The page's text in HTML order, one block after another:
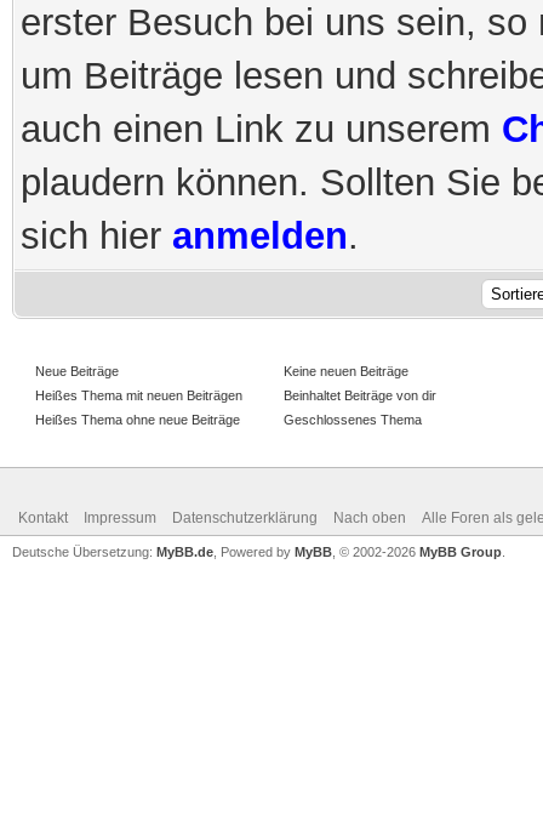
erster Besuch bei uns sein,
um Beiträge lesen und
auch einen Link zu unserem
plaudern können. Sollten Sie
sich hier anmelden.
Neue Beiträge
Heißes Thema mit neuen Beiträgen
Heißes Thema ohne neue Beiträge
Keine neuen Beiträge
Beinhaltet Beiträge von dir
Geschlossenes Thema
Kontakt Impressum Datenschutzerklärung Nach oben Alle Foren als
Deutsche Übersetzung: MyBB.de , Powered by MyBB , © 2002-2026 MyBB Group